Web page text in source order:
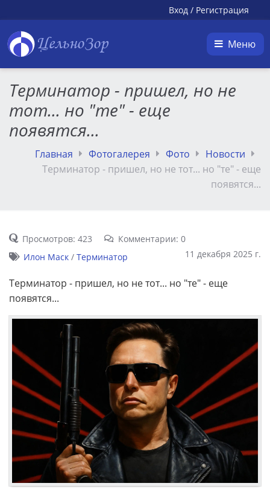
Вход / Регистрация
ЦельноЗор Меню
Терминатор - пришел, но не
тот... но "те" - еще
появятся...
Главная Фотогалерея Фото
Новости
Терминатор - пришел, но не тот... но "те" - еще
появятся...
Просмотров: 423
Комментарии: 0
11 декабря 2025 г.
Илон Маск/ Терминатор
Терминатор - пришел, но не тот... но "те" - еще
появятся...